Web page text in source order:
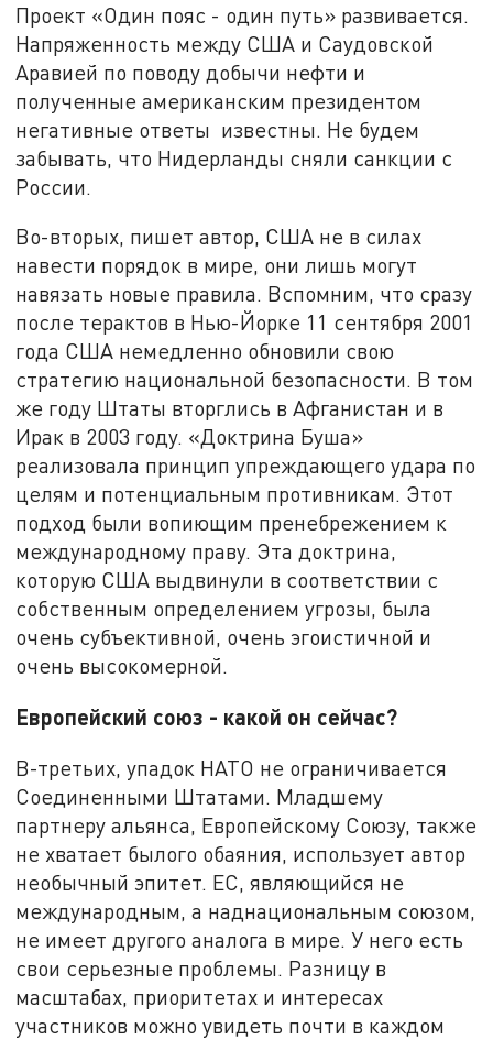
Проект «Один пояс - один путь» развивается.
Напряженность между США и Саудовской
Аравией по поводу добычи нефти и
полученные американским президентом
негативные ответы известны. Не будем
забывать, что Нидерланды сняли санкции с
России.
Во-вторых, пишет автор, США не в силах
навести порядок в мире, они лишь могут
навязать новые правила. Вспомним, что сразу
после терактов в Нью-Йорке 11 сентября 2001
года США немедленно обновили свою
стратегию национальной безопасности. В том
же году Штаты вторглись в Афганистан и в
Ирак в 2003 году. «Доктрина Буша»
реализовала принцип упреждающего удара по
целям и потенциальным противникам. Этот
подход были вопиющим пренебрежением к
международному праву. Эта доктрина,
которую США выдвинули в соответствии с
собственным определением угрозы, была
очень субъективной, очень эгоистичной и
очень высокомерной.
Европейский союз - какой он сейчас?
В-третьих, упадок НАТО не ограничивается
Соединенными Штатами. Младшему
партнеру альянса, Европейскому Союзу, также
не хватает былого обаяния, использует автор
необычный эпитет. ЕС, являющийся не
международным, а наднациональным союзом,
не имеет другого аналога в мире. У него есть
свои серьезные проблемы. Разницу в
масштабах, приоритетах и ​​интересах
участников можно увидеть почти в каждом